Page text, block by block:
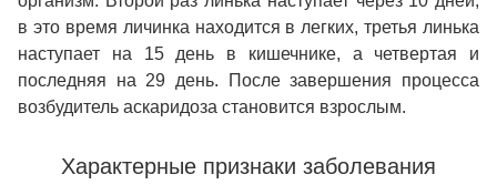
в это время личинка находится в легких, третья линька
наступает на 15 день в кишечнике, а четвертая и
последняя на 29 день. После завершения процесса
возбудитель аскаридоза становится взрослым.
Характерные признаки заболевания